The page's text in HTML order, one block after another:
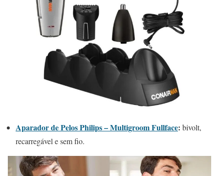
Aparador de Pelos Philips – Multigroom Fullface: bivolt,
recarregável e sem fio.